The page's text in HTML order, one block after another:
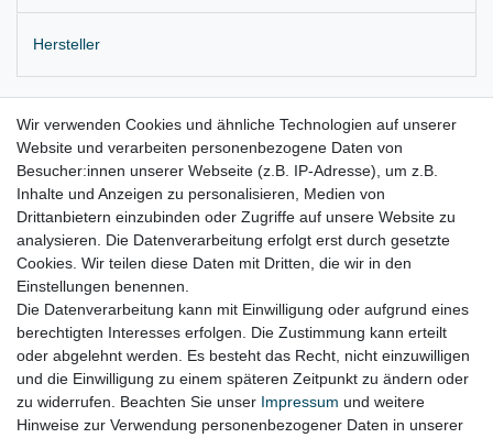
Hersteller
Lieferung wie abgebildet
für:
Volvo V40 525/526 Bj. 05.2012 – 07.2019
Lieferzeit etwa 1 bis 3 Werktage
Wir verwenden Cookies und ähnliche Technologien auf unserer
Website und verarbeiten personenbezogene Daten von
Besucher:innen unserer Webseite (z.B. IP-Adresse), um z.B.
Inhalte und Anzeigen zu personalisieren, Medien von
Drittanbietern einzubinden oder Zugriffe auf unsere Website zu
analysieren. Die Datenverarbeitung erfolgt erst durch gesetzte
Cookies. Wir teilen diese Daten mit Dritten, die wir in den
Einstellungen benennen.
Die Datenverarbeitung kann mit Einwilligung oder aufgrund eines
berechtigten Interesses erfolgen. Die Zustimmung kann erteilt
oder abgelehnt werden. Es besteht das Recht, nicht einzuwilligen
und die Einwilligung zu einem späteren Zeitpunkt zu ändern oder
zu widerrufen. Beachten Sie unser Impressum und weitere
Hinweise zur Verwendung personenbezogener Daten in unserer